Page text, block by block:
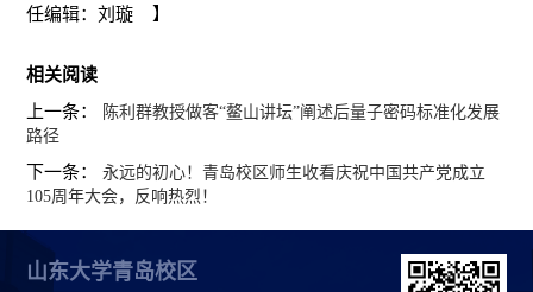
任编辑：刘璇 】
相关阅读
上一条：
陈利群教授做客“鳌山讲坛”阐述后量子密码标准化发展
路径
下一条：永远的初心！青岛校区师生收看庆祝中国共产党成立
105周年大会，反响热烈！
山东大学青岛校区